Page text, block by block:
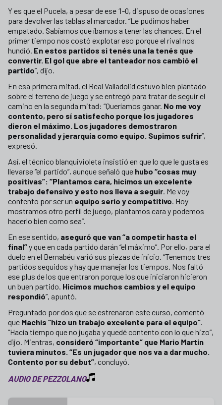
Y es que el Pucela, a pesar de ese 1-0, dispuso de ocasiones
para devolver las tablas al marcador. “Le pudimos haber
empatado. Sabíamos que íbamos a tener las chances. En el
primer tiempo nos costó explotar eso porque el rival nos
hundió. En estos partidos si tenés una la tenés que
convertir. El gol que abre el tanteador nos cambió el
partido”, dijo.
En esa primera mitad, el Real Valladolid estuvo bien plantado
sobre el terreno de juego y se entregó para tratar de seguir el
camino en la segunda mitad: “Queríamos ganar. No me voy
contento, pero sí satisfecho porque los jugadores
dieron el máximo. Los jugadores demostraron
personalidad y jerarquía como equipo. Supimos sufrir”,
expresó.
Así, el técnico blanquivioleta insistió en que lo que le gusta es
llevarse “el partido”, aunque señaló que hubo “cosas muy
positivas”: “Plantamos cara, hicimos un excelente
trabajo defensivo y esto nos lleva a seguir. Me voy
contento por ser un equipo serio y competitivo. Hoy
mostramos otro perfil de juego, plantamos cara y podemos
hacerlo bien como sea”.
En ese sentido, aseguró que van “a competir hasta el
final”y que en cada partido darán “el máximo”. Por ello, para el
duelo en el Bernabéu varió sus piezas de inicio. “Tenemos tres
partidos seguidos y hay que manejar los tiempos. Nos faltó
ese plus de los que entraron porque los que iniciaron hicieron
un buen partido. Hicimos muchos cambios y el equipo
respondió”, apuntó.
Preguntado por dos que se estrenaron este curso, comentó
que Machis “hizo un trabajo excelente para el equipo”.
“Hacía tiempo que no jugaba y quedé contento con lo que hizo”,
dijo. Mientras, consideró “importante” que Mario Martín
tuviera minutos. “Es un jugador que nos va a dar mucho.
Contento por su debut”, concluyó.
AUDIO DE PEZZOLANO